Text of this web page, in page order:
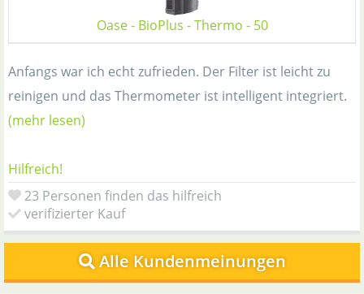
Oase - BioPlus - Thermo - 50
Anfangs war ich echt zufrieden. Der Filter ist leicht zu
reinigen und das Thermometer ist intelligent integriert.
(mehr lesen)
Hilfreich!
23 Personen finden das hilfreich
verifizierter Kauf
Alle Kundenmeinungen